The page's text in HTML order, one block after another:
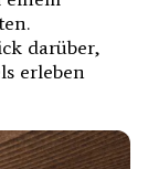
darüber,
erleben